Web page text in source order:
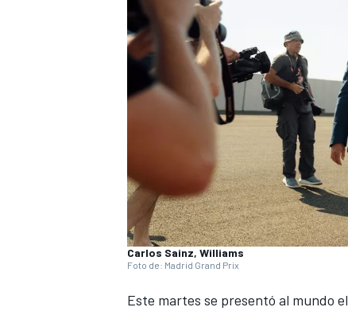
Carlos Sainz, Williams
Foto de: Madrid Grand Prix
Este martes se presentó al mundo el